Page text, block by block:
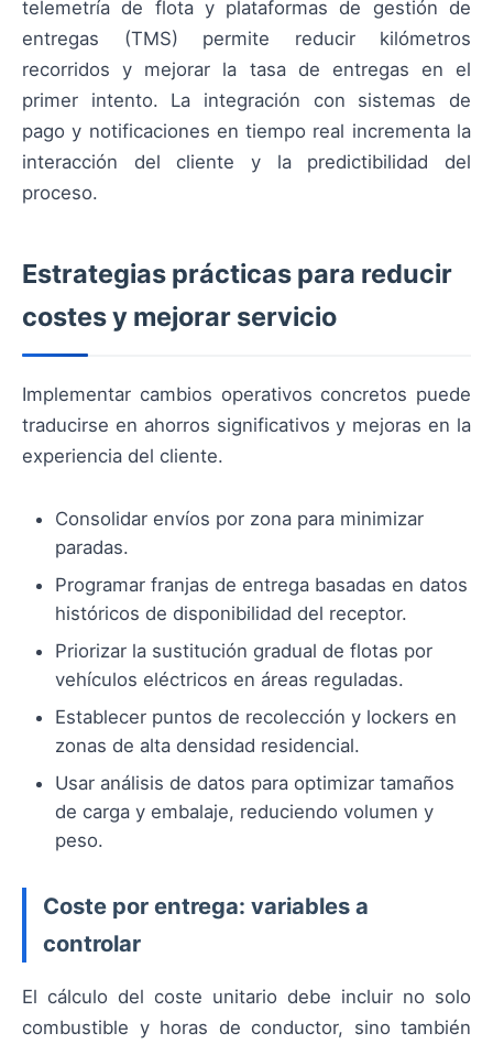
telemetría de flota y plataformas de gestión de
entregas (TMS) permite reducir kilómetros
recorridos y mejorar la tasa de entregas en el
primer intento. La integración con sistemas de
pago y notificaciones en tiempo real incrementa la
interacción del cliente y la predictibilidad del
proceso.
Estrategias prácticas para reducir
costes y mejorar servicio
Implementar cambios operativos concretos puede
traducirse en ahorros significativos y mejoras en la
experiencia del cliente.
Consolidar envíos por zona para minimizar
paradas.
Programar franjas de entrega basadas en datos
históricos de disponibilidad del receptor.
Priorizar la sustitución gradual de flotas por
vehículos eléctricos en áreas reguladas.
Establecer puntos de recolección y lockers en
zonas de alta densidad residencial.
Usar análisis de datos para optimizar tamaños
de carga y embalaje, reduciendo volumen y
peso.
Coste por entrega: variables a
controlar
El cálculo del coste unitario debe incluir no solo
combustible y horas de conductor, sino también